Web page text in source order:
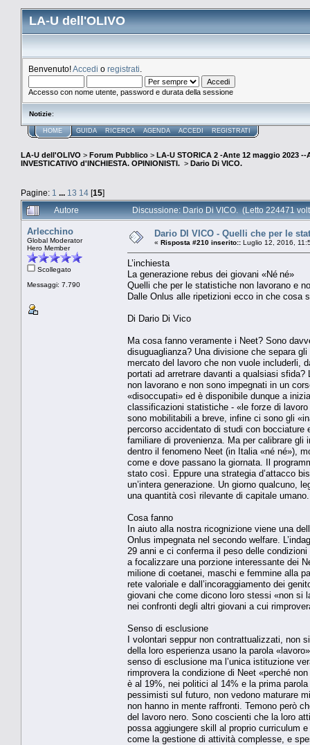
LA-U dell'OLIVO
Benvenuto!Accedi o registrati
Accesso con nome utente, password e durata della sessione
Notizie:
HOME GUIDA RICERCA AGENDA ACCEDI REGISTRATI
LA-U dell'OLIVO > Forum Pubblico > LA-U STORICA 2 -Ante 12 maggio 2023 --
INVESTICATIVO d'INCHIESTA. OPINIONISTI. > Dario Di VICO.
Pagine: 1 ... 13 14 [15]
Autore
Discussione: Dario Di VICO. (Letto 224471
Arlecchino
Global Moderator
Hero Member
Scollegato
Messaggi: 7.790
Dario DI VICO - Quelli che per le
« Risposta #210 inserito:: Luglio 12, 2016,
L’inchiesta
La generazione rebus dei giovani «Né né»
Quelli che per le statistiche non lavorano e
Dalle Onlus alle ripetizioni ecco in che cosa
Di Dario Di Vico
Ma cosa fanno veramente i Neet? Sono
disuguaglianza? Una divisione che separa
mercato del lavoro che non vuole includerli,
portati ad arretrare davanti a qualsiasi
non lavorano e non sono impegnati in un
«disoccupati» ed è disponibile dunque a
classificazioni statistiche - «le forze di
sono mobilitabili a breve, infine ci sono gli
percorso accidentato di studi con
familiare di provenienza. Ma per calibrare
dentro il fenomeno Neet (in Italia «né né»),
come e dove passano la giornata. Il
stato così. Eppure una strategia d’attacco
un’intera generazione. Un giorno qualcuno,
una quantità così rilevante di capitale umano.
Cosa fanno
In aiuto alla nostra ricognizione viene una
Onlus impegnata nel secondo welfare.
29 anni e ci conferma il peso delle
a focalizzare una porzione interessante dei
milione di coetanei, maschi e femmine alla
rete valoriale e dall’incoraggiamento dei
giovani che come dicono loro stessi «non si
nei confronti degli altri giovani a cui
Senso di esclusione
I volontari seppur non contrattualizzati, non
della loro esperienza usano la parola
senso di esclusione ma l’unica istituzione
rimprovera la condizione di Neet «perché
è al 19%, nei politici al 14% e la prima
pessimisti sul futuro, non vedono maturare
non hanno in mente raffronti. Temono però
del lavoro nero. Sono coscienti che la loro
possa aggiungere skill al proprio curriculum
come la gestione di attività complesse, e